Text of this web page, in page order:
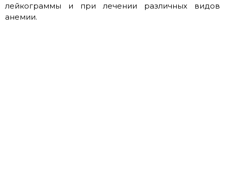
лейкограммы и при лечении различных видов
анемии.